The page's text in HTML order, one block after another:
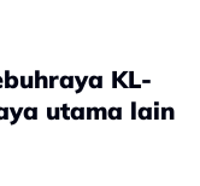
KL-
utama lain